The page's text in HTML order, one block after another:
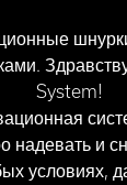
System!
надевать и
условиях,